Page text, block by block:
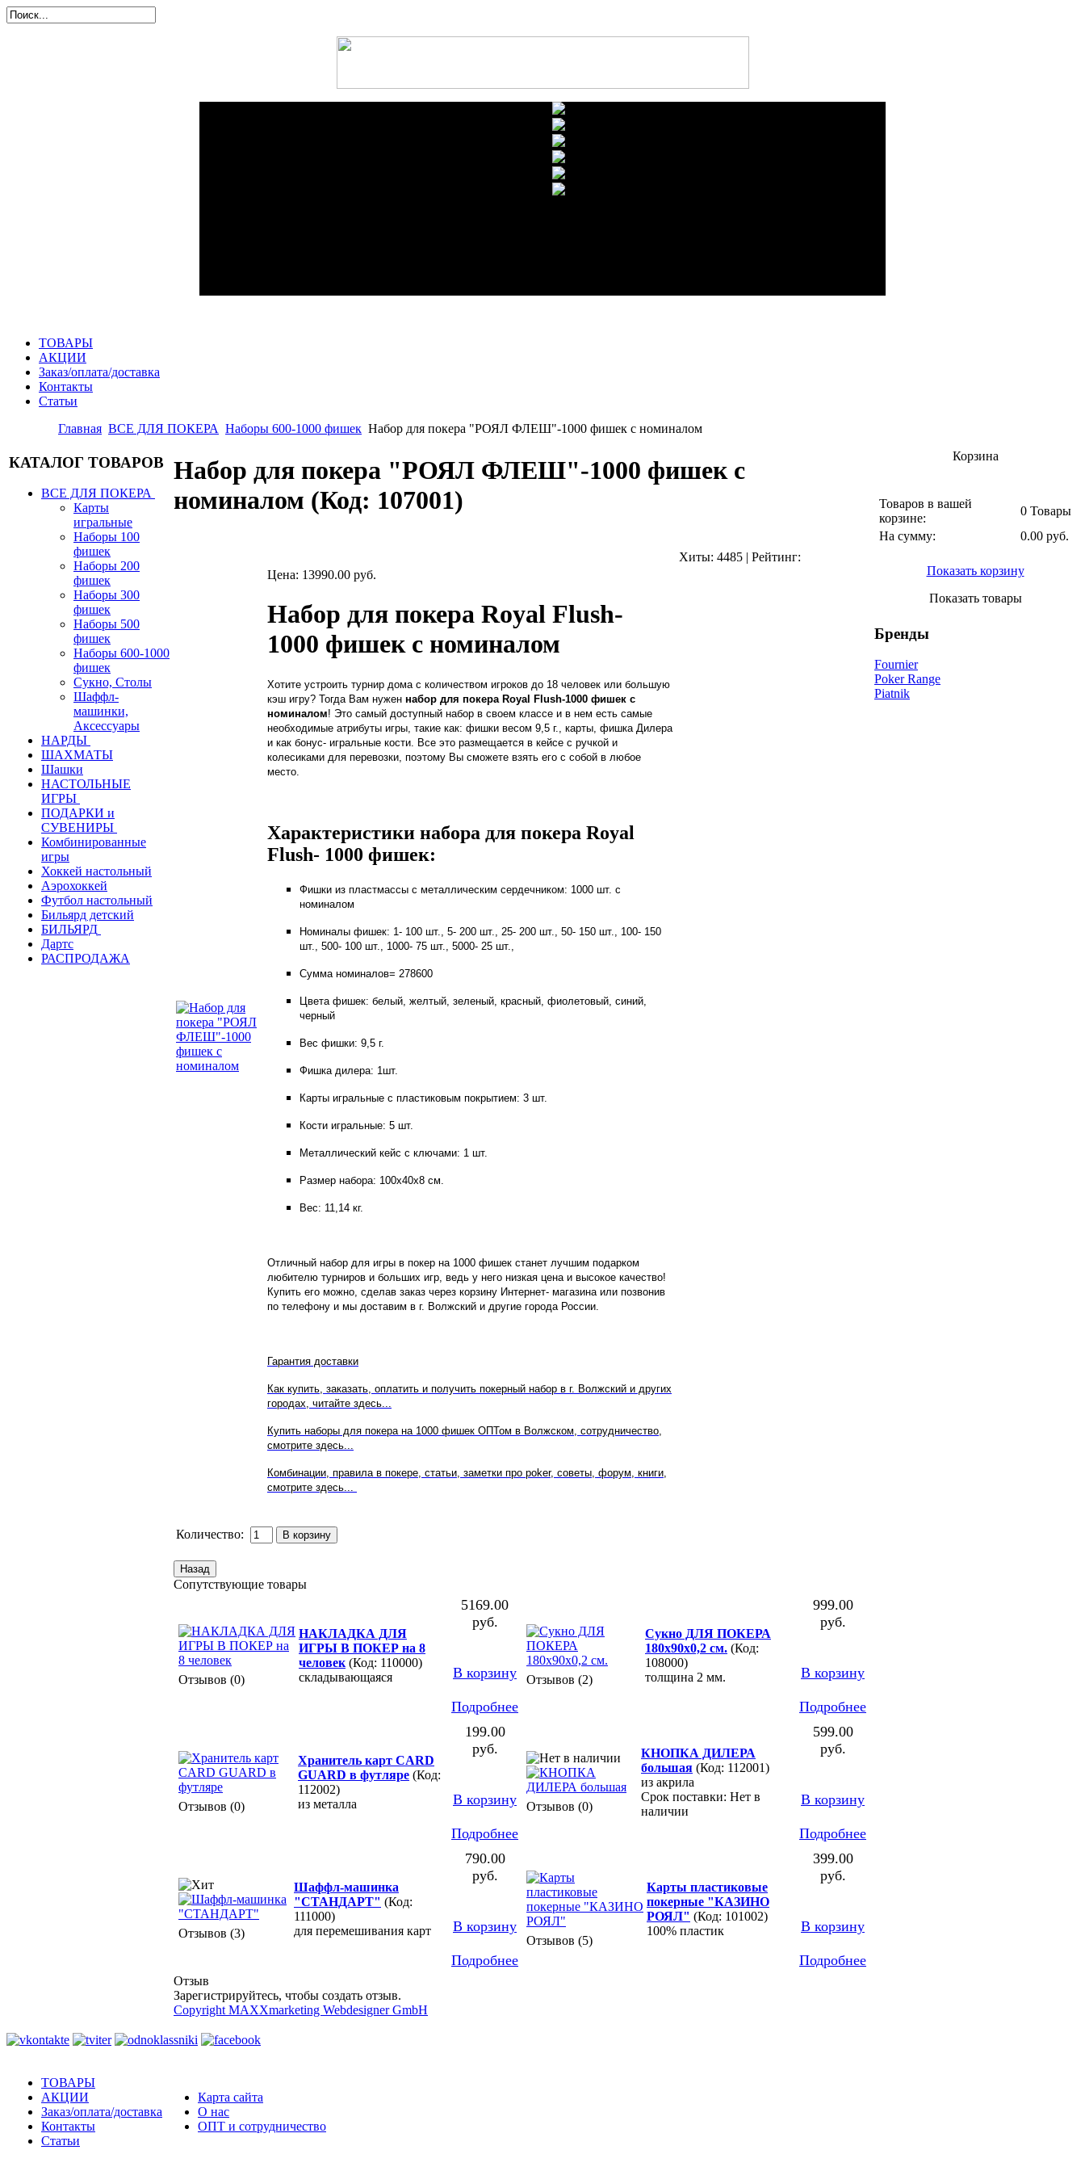
ТОВАРЫ
АКЦИИ
Заказ/оплата/доставка
Контакты
Статьи
Главная ВСЕ ДЛЯ ПОКЕРА Наборы 600-1000 фишек Набор для покера "РОЯЛ ФЛЕШ"-1000 фишек с номиналом
КАТАЛОГ ТОВАРОВ
ВСЕ ДЛЯ ПОКЕРА
Карты
игральные
Наборы 100
фишек
Наборы 200
фишек
Наборы 300
фишек
Наборы 500
фишек
Наборы 600-1000
фишек
Сукно, Столы
Шаффл-
машинки,
Аксессуары
НАРДЫ
ШАХМАТЫ
Шашки
НАСТОЛЬНЫЕ
ИГРЫ
ПОДАРКИ и
СУВЕНИРЫ
Комбинированные
игры
Хоккей настольный
Аэрохоккей
Футбол настольный
Бильярд детский
БИЛЬЯРД
Дартс
РАСПРОДАЖА
Набор для покера "РОЯЛ ФЛЕШ"-1000 фишек с
номиналом (Код: 107001)
Хиты: 4485 | Рейтинг:
Цена: 13990.00 руб.
Набор для покера Royal Flush-
1000 фишек с номиналом
Хотите устроить турнир дома с количеством игроков до 18 человек или большую
кэш игру? Тогда Вам нужен набор для покера Royal Flush-1000 фишек с
номиналом! Это самый доступный набор в своем классе и в нем есть самые
необходимые атрибуты игры, такие как: фишки весом 9,5 г., карты, фишка Дилера
и как бонус- игральные кости. Все это размещается в кейсе с ручкой и
колесиками для перевозки, поэтому Вы сможете взять его с собой в любое
место.
Характеристики набора для покера Royal
Flush- 1000 фишек:
Фишки из пластмассы с металлическим сердечником: 1000 шт. с
номиналом
Номиналы фишек: 1- 100 шт., 5- 200 шт., 25- 200 шт., 50- 150 шт., 100- 150
шт., 500- 100 шт., 1000- 75 шт., 5000- 25 шт.,
Сумма номиналов= 278600
Цвета фишек: белый, желтый, зеленый, красный, фиолетовый, синий,
черный
Вес фишки: 9,5 г.
Фишка дилера: 1шт.
Карты игральные с пластиковым покрытием: 3 шт.
Кости игральные: 5 шт.
Металлический кейс с ключами: 1 шт.
Размер набора: 100x40x8 см.
Вес: 11,14 кг.
Отличный набор для игры в покер на 1000 фишек станет лучшим подарком
любителю турниров и больших игр, ведь у него низкая цена и высокое качество!
Купить его можно, сделав заказ через корзину Интернет- магазина или позвонив
по телефону и мы доставим в г. Волжский и другие города России.
Гарантия доставки
Как купить, заказать, оплатить и получить покерный набор в г. Волжский и других
городах, читайте здесь...
Купить наборы для покера на 1000 фишек ОПТом в Волжском, сотрудничество,
смотрите здесь...
Комбинации, правила в покере, статьи, заметки про poker, советы, форум, книги,
смотрите здесь...
Количество:
Сопутствующие товары
Отзывов (0)
НАКЛАДКА ДЛЯ
ИГРЫ В ПОКЕР на 8
человек (Код: 110000)
складывающаяся
5169.00
руб.
В корзину
Подробнее
Отзывов (2)
Сукно ДЛЯ ПОКЕРА
180х90х0,2 см. (Код:
108000)
толщина 2 мм.
999.00
руб.
В корзину
Подробнее
Отзывов (0)
Хранитель карт CARD
GUARD в футляре (Код:
112002)
из металла
199.00
руб.
В корзину
Подробнее
Отзывов (0)
КНОПКА ДИЛЕРА
большая (Код: 112001)
из акрила
Срок поставки: Нет в
наличии
599.00
руб.
В корзину
Подробнее
Отзывов (3)
Шаффл-машинка
"СТАНДАРТ" (Код:
111000)
для перемешивания карт
790.00
руб.
В корзину
Подробнее
Отзывов (5)
Карты пластиковые
покерные "КАЗИНО
РОЯЛ" (Код: 101002)
100% пластик
399.00
руб.
В корзину
Подробнее
Отзыв
Зарегистрируйтесь, чтобы создать отзыв.
Copyright MAXXmarketing Webdesigner GmbH
Корзина
Товаров в вашей
корзине:
0 Товары
На сумму:
0.00 руб.
Показать корзину
Показать товары
Бренды
Fournier
Poker Range
Piatnik
ТОВАРЫ
АКЦИИ
Заказ/оплата/доставка
Контакты
Статьи
Карта сайта
О нас
ОПТ и сотрудничество